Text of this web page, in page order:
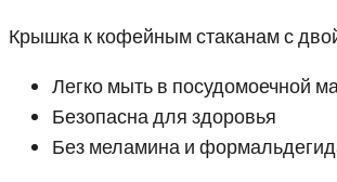
Крышка к кофейным стаканам с
Легко мыть в посудомоечной
Безопасна для здоровья
Без меламина и